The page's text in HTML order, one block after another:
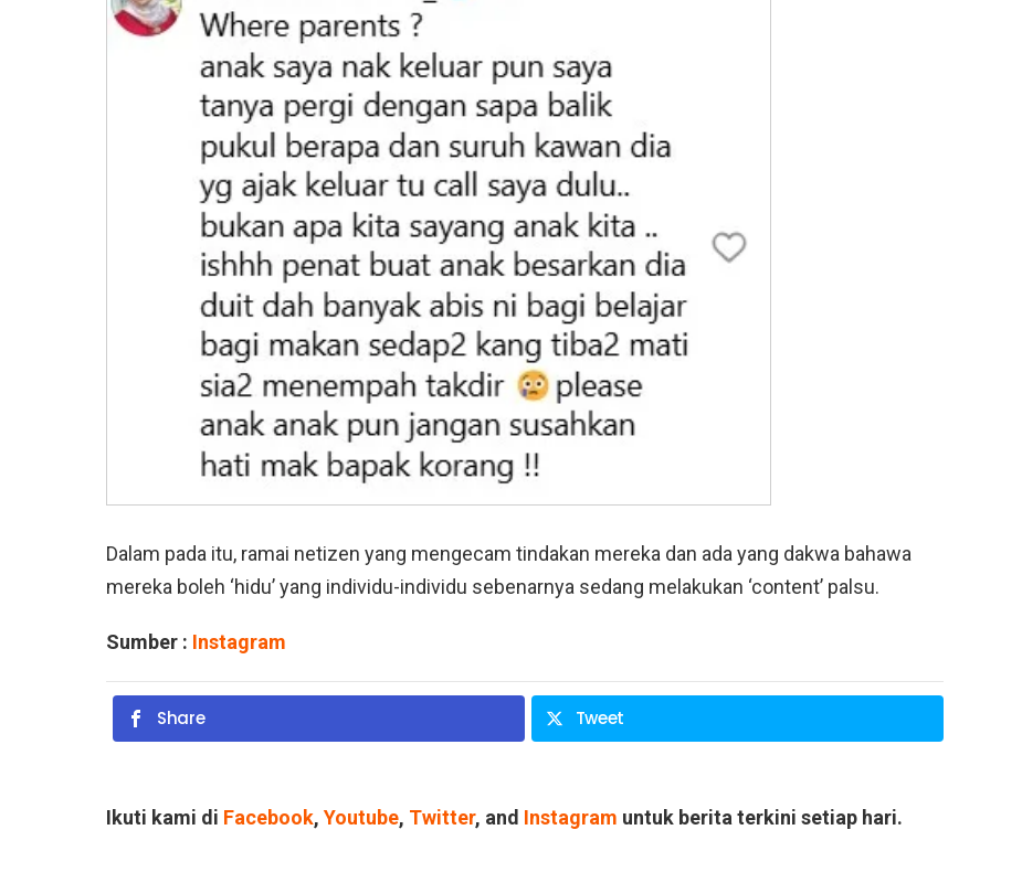
Dalam pada itu, ramai netizen yang mengecam tindakan mereka dan ada yang dakwa bahawa
mereka boleh ‘hidu’ yang individu-individu sebenarnya sedang melakukan ‘content’ palsu.
Sumber : Instagram
Share Tweet
Ikuti kami di Facebook, Youtube, Twitter, and Instagram untuk berita terkini setiap hari.